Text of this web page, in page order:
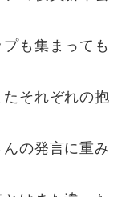
も集まっても
それぞれの抱
の発言に重み